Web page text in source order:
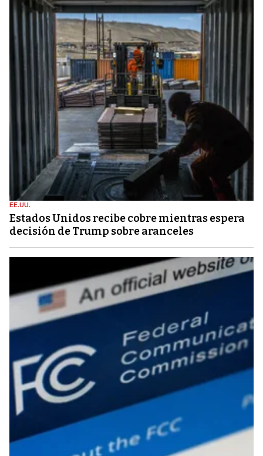
EE.UU.
Estados Unidos recibe cobre mientras espera
decisión de Trump sobre aranceles